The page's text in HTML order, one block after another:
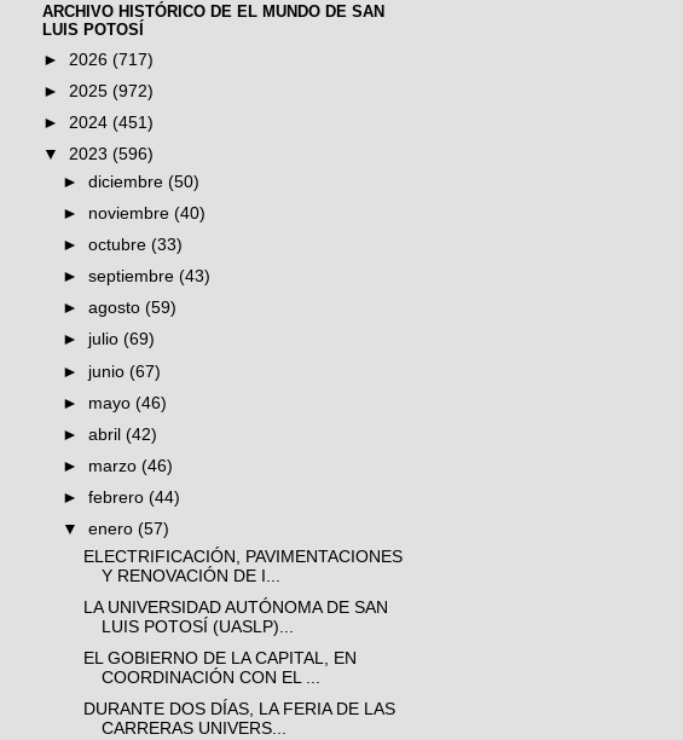
ARCHIVO HISTÓRICO DE EL MUNDO DE SAN
LUIS POTOSÍ
► 2026 (717)
► 2025 (972)
► 2024 (451)
▼ 2023 (596)
►diciembre(50)
► noviembre(40)
►octubre(33)
►septiembre(43)
►agosto(59)
► julio(69)
► junio(67)
► mayo(46)
►abril(42)
► marzo(46)
►febrero(44)
▼enero(57)
ELECTRIFICACIÓN, PAVIMENTACIONES
Y RENOVACIÓN DE I...
LA UNIVERSIDAD AUTÓNOMA DE SAN
LUIS POTOSÍ (UASLP)...
EL GOBIERNO DE LA CAPITAL, EN
COORDINACIÓN CON EL ...
DURANTE DOS DÍAS, LA FERIA DE LAS
CARRERAS UNIVERS...